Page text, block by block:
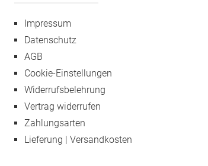
Impressum
Datenschutz
AGB
Cookie-Einstellungen
Widerrufsbelehrung
Vertrag widerrufen
Zahlungsarten
Lieferung | Versandkosten